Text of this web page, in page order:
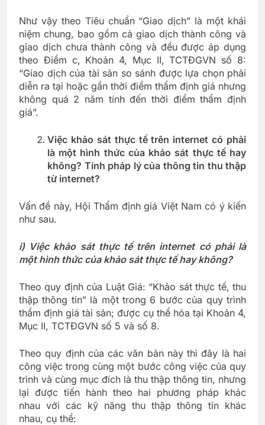
Như vậy theo Tiêu chuẩn “Giao dịch” là một khái
niệm chung, bao gồm cả giao dịch thành công và
giao dịch chưa thành công và đều được áp dụng
theo Điểm c, Khoản 4, Mục II, TCTĐGVN số 8:
“Giao dịch của tài sản so sánh được lựa chọn phải
diễn ra tại hoặc gần thời điểm thẩm định giá nhưng
không quá 2 năm tính đến thời điểm thẩm định
giá”.
Việc khảo sát thực tế trên internet có phải
là một hình thức của khảo sát thực tế hay
không? Tính pháp lý của thông tin thu thập
từ internet?
Vấn đề này, Hội Thẩm định giá Việt Nam có ý kiến
như sau.
i) Việc khảo sát thực tế trên internet có phải là
một hình thức của khảo sát thực tế hay không?
Theo quy định của Luật Giá: “Khảo sát thực tế, thu
thập thông tin” là một trong 6 bước của quy trình
thẩm định giá tài sản; được cụ thể hóa tại Khoản 4,
Mục II, TCTĐGVN số 5 và số 8.
Theo quy định của các văn bản này thì đây là hai
công việc trong cùng một bước công việc của quy
trình và cùng mục đích là thu thập thông tin, nhưng
lại được tiến hành theo hai phương pháp khác
nhau với các kỹ năng thu thập thông tin khác
nhau, cụ thể: